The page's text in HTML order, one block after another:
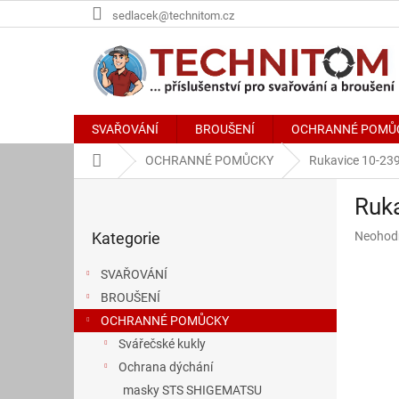
na
sedlacek@technitom.cz
SVAŘOVÁNÍ BROUŠENÍ OCHRANNÉ
Domů OCHRANNÉ POMŮCKY Rukavice 10-
n
kategorie
Kategorie
SVAŘOVÁNÍ
BROUŠENÍ
OCHRANNÉ POMŮCKY
Svářečské kukly
Ochrana dýchání
masky STS SHIGEMATSU